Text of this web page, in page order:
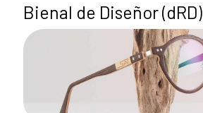
Bienal de Diseñor (dRD)